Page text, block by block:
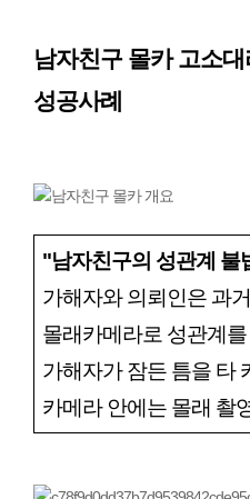
남자친구 몰카 고소
성공사례
"남자친구의 성관계 불
가해자와 의뢰인은 과
몰래카메라로 성관계를
가해자가 잠든 틈을 타
카메라 안에는 몰래 촬